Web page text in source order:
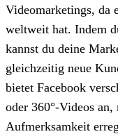
Videomarketings, da
weltweit hat. Indem
kannst du deine
gleichzeitig neue
bietet Facebook
oder 360°-Videos
Aufmerksamkeit